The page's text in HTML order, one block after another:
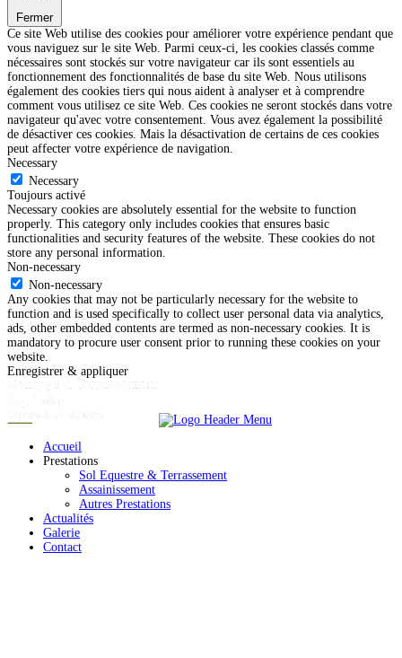
Fermer
Ce site Web utilise des cookies pour améliorer votre expérience pendant que
vous naviguez sur le site Web. Parmi ceux-ci, les cookies classés comme
nécessaires sont stockés sur votre navigateur car ils sont essentiels au
fonctionnement des fonctionnalités de base du site Web. Nous utilisons
également des cookies tiers qui nous aident à analyser et à comprendre
comment vous utilisez ce site Web. Ces cookies ne seront stockés dans votre
navigateur qu'avec votre consentement. Vous avez également la possibilité
de désactiver ces cookies. Mais la désactivation de certains de ces cookies
peut affecter votre expérience de navigation.
Necessary
Necessary
Toujours activé
Necessary cookies are absolutely essential for the website to function
properly. This category only includes cookies that ensures basic
functionalities and security features of the website. These cookies do not
store any personal information.
Non-necessary
Non-necessary
Any cookies that may not be particularly necessary for the website to
function and is used specifically to collect user personal data via analytics,
ads, other embedded contents are termed as non-necessary cookies. It is
mandatory to procure user consent prior to running these cookies on your
website.
Enregistrer & appliquer
Accueil
Prestations
Sol Equestre & Terrassement
Assainissement
Autres Prestations
Actualités
Galerie
Contact